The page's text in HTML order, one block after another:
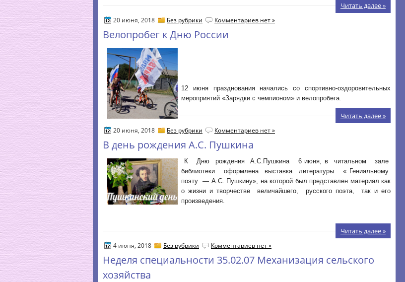
Читать далее »
20 июня, 2018 Без рубрики Комментариев нет »
Велопробег к Дню России
12 июня празднования начались со спортивно-оздоровительных
мероприятий «Зарядки с чемпионом» и велопробега.
Читать далее »
20 июня, 2018 Без рубрики Комментариев нет »
В день рождения А.С. Пушкина
К Дню рождения А.С.Пушкина 6 июня, в читальном зале
библиотеки оформлена выставка литературы « Гениальному
поэту — А.С. Пушкину», на которой был представлен материал как
о жизни и творчестве величайшего, русского поэта, так и его
произведения.
Читать далее »
4 июня, 2018 Без рубрики Комментариев нет »
Неделя специальности 35.02.07 Механизация сельского
хозяйства